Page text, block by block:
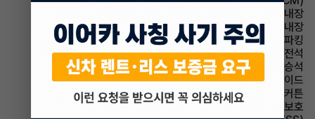
룸미러 하이패스 내장
스티어링휠 열선내장
파킹 전자식 파킹
에어백 운전석
에어백 동승석
에어백 사이드
에어백 커튼
에어백 무릎보호